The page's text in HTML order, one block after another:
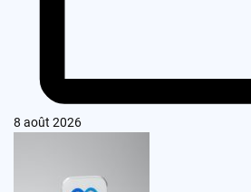
8 août 2026